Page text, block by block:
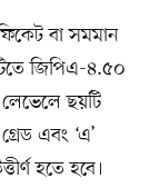
বা সমমান
জিপিএ-৪.৫০
লেভেলে ছয়টি
এবং ‘এ’
হতে হবে।